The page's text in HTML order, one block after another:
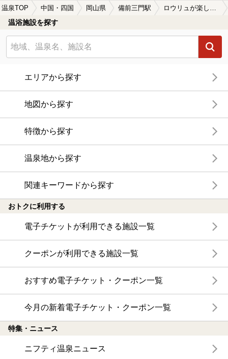
温泉TOP 中国・四国 岡山県 備前三門駅 ロウリュが楽しめる備前三門駅近くの温泉、日帰り温泉、スーパー銭湯おすすめ
温浴施設を探す
エリアから探す
地図から探す
特徴から探す
温泉地から探す
関連キーワードから探す
おトクに利用する
電子チケットが利用できる施設一覧
クーポンが利用できる施設一覧
おすすめ電子チケット・クーポン一覧
今月の新着電子チケット・クーポン一覧
特集・ニュース
ニフティ温泉ニュース